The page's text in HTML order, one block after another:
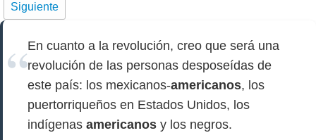
Siguiente
En cuanto a la revolución, creo que será una
revolución de las personas desposeídas de
este país: los mexicanos-americanos, los
puertorriqueños en Estados Unidos, los
indígenas americanos y los negros.